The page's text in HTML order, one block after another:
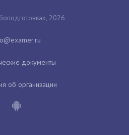
2026
документы
об организации